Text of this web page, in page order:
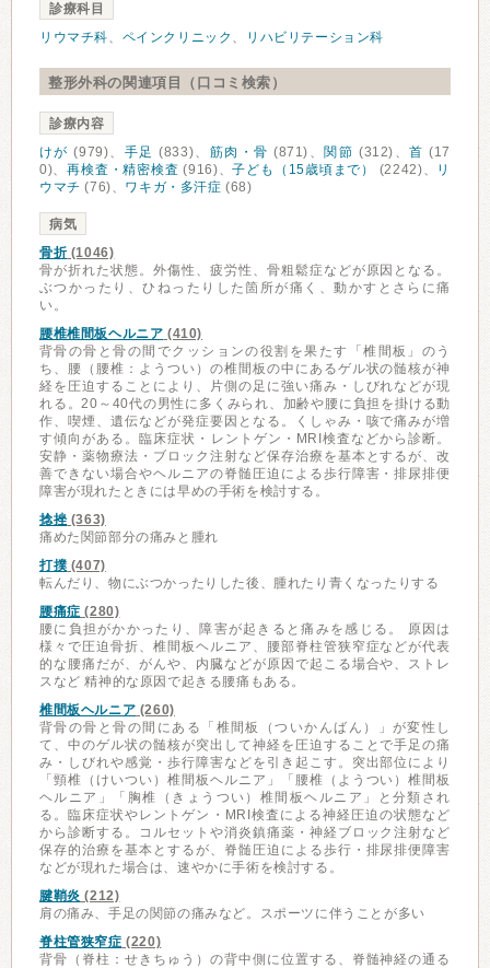
診療科目
リウマチ科、 ペインクリニック 、 リハビリテーション科
整形外科の関連項目（口コミ検索）
診療内容
けが (979)、 手足 (833)、 筋肉・骨 (871)、 関節 (312)、首 (17
0)、再検査・精密検査 (916)、子ども（15歳頃まで） (2242)、
リ
ウマチ (76)、 ワキガ・多汗症 (68)
病気
骨折(1046)
骨が折れた状態。外傷性、疲労性、骨粗鬆症などが原因となる。
ぶつかったり、ひねったりした箇所が痛く、動かすとさらに痛
い。
腰椎椎間板ヘルニア (410)
背骨の骨と骨の間でクッションの役割を果たす「椎間板」のう
ち、腰（腰椎：ようつい）の椎間板の中にあるゲル状の髄核が神
経を圧迫することにより、片側の足に強い痛み・しびれなどが現
れる。20～40代の男性に多くみられ、加齢や腰に負担を掛ける動
作、喫煙、遺伝などが発症要因となる。くしゃみ・咳で痛みが増
す傾向がある。臨床症状・レントゲン・MRI検査などから診断。
安静・薬物療法・ブロック注射など保存治療を基本とするが、改
善できない場合やヘルニアの脊髄圧迫による歩行障害・排尿排便
障害が現れたときには早めの手術を検討する。
捻挫 (363)
痛めた関節部分の痛みと腫れ
打撲 (407)
転んだり、物にぶつかったりした後、腫れたり青くなったりする
腰痛症 (280)
腰に負担がかかったり、障害が起きると痛みを感じる。 原因は
様々で圧迫骨折、椎間板ヘルニア、腰部脊柱管狭窄症などが代表
的な腰痛だが、がんや、内臓などが原因で起こる場合や、ストレ
スなど 精神的な原因で起きる腰痛もある。
椎間板ヘルニア (260)
背骨の骨と骨の間にある「椎間板（ついかんばん）」が変性し
て、中のゲル状の髄核が突出して神経を圧迫することで手足の痛
み・しびれや感覚・歩行障害などを引き起こす。突出部位により
「頸椎（けいつい）椎間板ヘルニア」「腰椎（ようつい）椎間板
ヘルニア」「胸椎（きょうつい）椎間板ヘルニア」と分類され
る。臨床症状やレントゲン・MRI検査による神経圧迫の状態など
から診断する。コルセットや消炎鎮痛薬・神経ブロック注射など
保存的治療を基本とするが、脊髄圧迫による歩行・排尿排便障害
などが現れた場合は、速やかに手術を検討する。
腱鞘炎 (212)
肩の痛み、手足の関節の痛みなど。スポーツに伴うことが多い
脊柱管狭窄症 (220)
背骨（脊柱：せきちゅう）の背中側に位置する、脊髄神経の通る